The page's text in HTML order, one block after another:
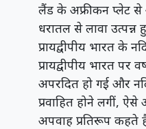
लैंड के अफ्रीकन प्लेट
धरातल से लावा
प्रायद्वीपीय भारत के
प्रायद्वीपीय भारत पर
अपरदित हो गई और
प्रवाहित होने लगीं,
अपवाह प्रतिरूप कहते